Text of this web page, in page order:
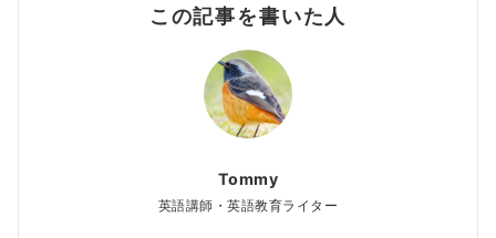
この記事を書いた人
Tommy
英語講師・英語教育ライター